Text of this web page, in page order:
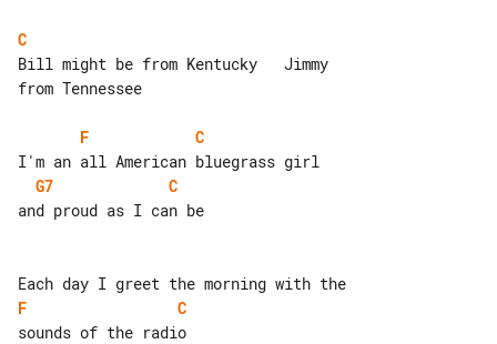
C
Bill might be from Kentucky   Jimmy
from Tennessee
F
C
G7
C
and proud as I can be
F
C
sounds of the radio